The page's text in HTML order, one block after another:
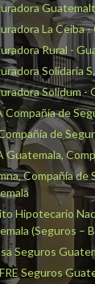
La Ceiba -
Rural -
Solidaria
Solidum -
Compañía de
de
Guatemala,
Compañía de
Hipotecario
(Seguros –
Seguros
Seguros